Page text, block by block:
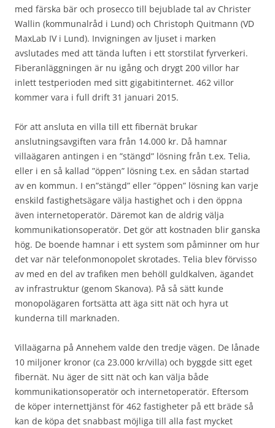
med färska bär och prosecco till bejublade tal av Christer
Wallin (kommunalråd i Lund) och Christoph Quitmann (VD
MaxLab IV i Lund). Invigningen av ljuset i marken
avslutades med att tända luften i ett storstilat fyrverkeri.
Fiberanläggningen är nu igång och drygt 200 villor har
inlett testperioden med sitt gigabitinternet. 462 villor
kommer vara i full drift 31 januari 2015.
För att ansluta en villa till ett fibernät brukar
anslutningsavgiften vara från 14.000 kr. Då hamnar
villaägaren antingen i en ”stängd” lösning från t.ex. Telia,
eller i en så kallad ”öppen” lösning t.ex. en sådan startad
av en kommun. I en”stängd” eller ”öppen” lösning kan varje
enskild fastighetsägare välja hastighet och i den öppna
även internetoperatör. Däremot kan de aldrig välja
kommunikationsoperatör. Det gör att kostnaden blir ganska
hög. De boende hamnar i ett system som påminner om hur
det var när telefonmonopolet skrotades. Telia blev förvisso
av med en del av trafiken men behöll guldkalven, ägandet
av infrastruktur (genom Skanova). På så sätt kunde
monopolägaren fortsätta att äga sitt nät och hyra ut
kunderna till marknaden.
Villaägarna på Annehem valde den tredje vägen. De lånade
10 miljoner kronor (ca 23.000 kr/villa) och byggde sitt eget
fibernät. Nu äger de sitt nät och kan välja både
kommunikationsoperatör och internetoperatör. Eftersom
de köper internettjänst för 462 fastigheter på ett bräde så
kan de köpa det snabbast möjliga till alla fast mycket